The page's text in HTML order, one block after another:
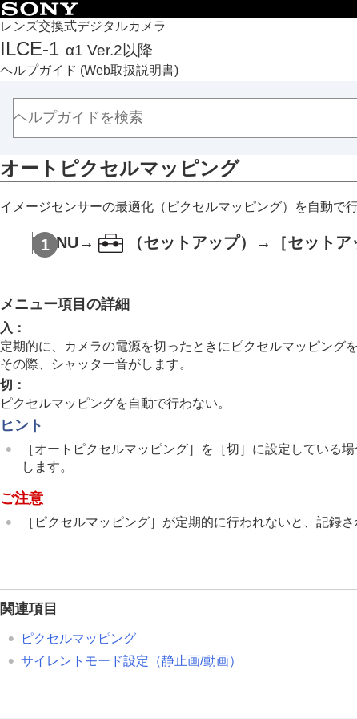
レンズ交換式デジタルカメラ
ILCE-1 α1 Ver.2以降
ヘルプガイド (Web取扱説明書)
トップページ
ヘルプガイドの使いかた
必ずお読みください
本体と付属品を確認する
本機の基本操作
MENU一覧から機能を探す
撮影機能を活用する
カメラをカスタマイズする
カメラの設定を変更する
ファイルの設定
ネットワークの設定
電力設定
外部出力設定
電子音
バージョン
シリアル番号表示
オートピクセルマッピング
イメージセンサーの最適化（ピクセルマッピング）を自動で
MENU→ （セットアップ）→ ［セット
メニュー項目の詳細
入 ：
定期的に、カメラの電源を切ったときにピクセルマッピングを
その際、シャッター音がします。
切 ：
ピクセルマッピングを自動で行わない。
ヒント
［オートピクセルマッピング］ を ［切］ に設定している
します。
ご注意
［ピクセルマッピング］ が定期的に行われないと、記録
関連項目
ピクセルマッピング
サイレントモード設定 （静止画/動画）